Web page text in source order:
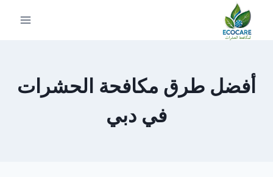
التجاوز
أفضل طرق مكافحة الحشرات
في دبي